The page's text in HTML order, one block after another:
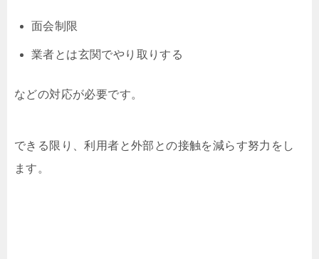
面会制限
業者とは玄関でやり取りする
などの対応が必要です。
できる限り、利用者と外部との接触を減らす努力をし
ます。